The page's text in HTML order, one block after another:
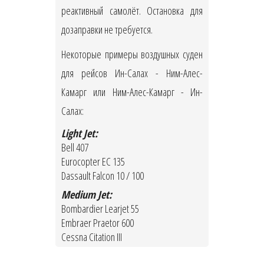
реактивный самолёт. Остановка для
дозаправки не требуется.
Некоторые примеры воздушных суден
для рейсов Ин-Салах - Ним-Алес-
Камарг или Ним-Алес-Камарг - Ин-
Салах:
Light Jet:
Bell 407
Eurocopter EC 135
Dassault Falcon 10 / 100
Medium Jet:
Bombardier Learjet 55
Embraer Praetor 600
Cessna Citation III